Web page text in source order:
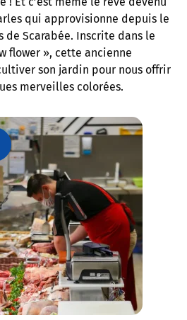
qui approvisionne depuis le
de Scarabée. Inscrite dans le
flower », cette ancienne
son jardin pour nous offrir
merveilles colorées.